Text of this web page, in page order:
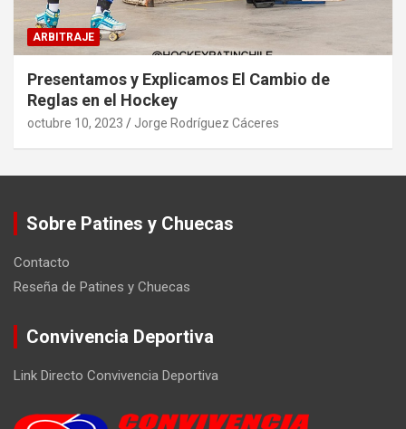
ARBITRAJE
Presentamos y Explicamos El Cambio de
Reglas en el Hockey
octubre 10, 2023 Jorge Rodríguez Cáceres
Sobre Patines y Chuecas
Contacto
Reseña de Patines y Chuecas
Convivencia Deportiva
Link Directo Convivencia Deportiva